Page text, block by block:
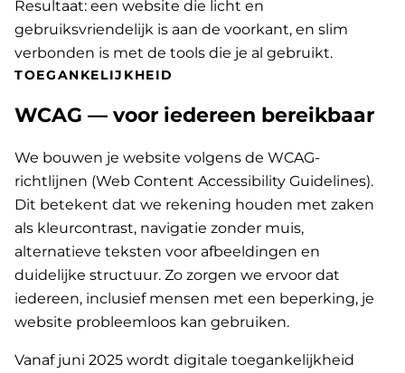
Resultaat: een website die licht en
gebruiksvriendelijk is aan de voorkant, en slim
verbonden is met de tools die je al gebruikt.
TOEGANKELIJKHEID
WCAG — voor iedereen bereikbaar
We bouwen je website volgens de WCAG-
richtlijnen (Web Content Accessibility Guidelines).
Dit betekent dat we rekening houden met zaken
als kleurcontrast, navigatie zonder muis,
alternatieve teksten voor afbeeldingen en
duidelijke structuur. Zo zorgen we ervoor dat
iedereen, inclusief mensen met een beperking, je
website probleemloos kan gebruiken.
Vanaf juni 2025 wordt digitale toegankelijkheid